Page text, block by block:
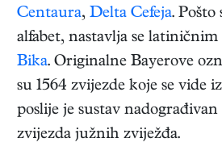
Centaura, Delta Cefeja. Pošto
alfabet, nastavlja se
Bika. Originalne Bayerove
su 1564 zvijezde koje se vide
poslije je sustav
zvijezda južnih zviježđa.